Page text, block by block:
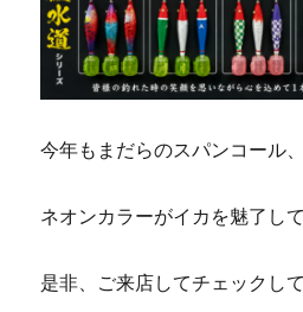
今年もまだらのスパンコール
ネオンカラーがイカを魅了し
是非、ご来店してチェックし